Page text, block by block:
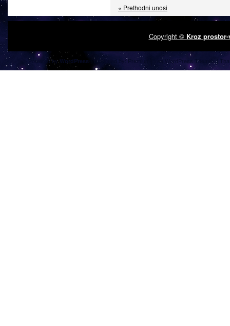
« Prethodni unosi
Copyright © Kroz prostor-
Powered byWordPress | Designed by:Premium Free WordPress Themes |